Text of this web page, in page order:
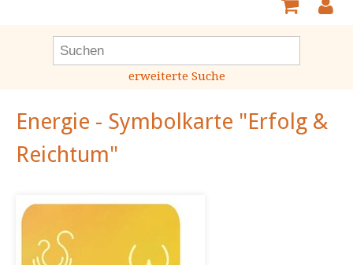
erweiterte Suche
Energie - Symbolkarte "Erfolg &
Reichtum"